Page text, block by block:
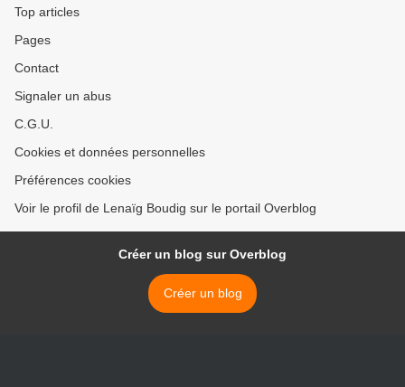
Top articles
Pages
Contact
Signaler un abus
C.G.U.
Cookies et données personnelles
Préférences cookies
Voir le profil de Lenaïg Boudig sur le portail Overblog
Créer un blog sur Overblog
Créer un blog